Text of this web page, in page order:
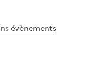
évènements